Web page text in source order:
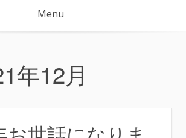
Menu
年12月